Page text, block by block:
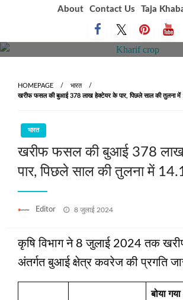
About Contact Us Taja
HOMEPAGE
भारत
खरीफ फसल की बुआई 378 लाख हेक्टेयर के पार, पिछले साल की तुलना में
भारत
खरीफ फसल की बुआई 378
पार, पिछले साल की तुलना में
Editor
Posted
8 जुलाई 2024
कृषि विभाग ने 8 जुलाई 2024 तक
अंतर्गत बुआई क्षेत्र कवरेज की प्रगति
बोया गया